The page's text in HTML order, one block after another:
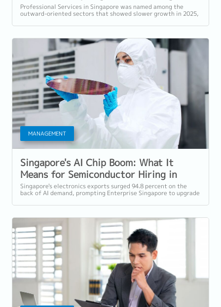
2026
Professional Services in Singapore was named among the
outward-oriented sectors that showed slower growth in 2025,
MANAGEMENT
Singapore's AI Chip Boom: What It
Means for Semiconductor Hiring in
2026
Singapore's electronics exports surged 94.8 percent on the
back of AI demand, prompting Enterprise Singapore to upgrade